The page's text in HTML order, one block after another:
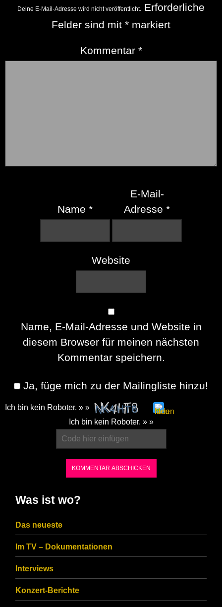
Deine E-Mail-Adresse wird nicht veröffentlicht.
Erforderliche
Felder sind mit * markiert
Kommentar *
Name *
E-Mail-
Adresse*
Website
Name, E-Mail-Adresse und Website in
diesem Browser für meinen nächsten
Kommentar speichern.
Ja, füge mich zu der Mailingliste hinzu!
Ich bin kein Roboter. » »
CAPTCHA
ensure
that
you
are
Ich bin kein Roboter. » »
Was ist wo?
Das neueste
Im TV – Dokumentationen
Interviews
Konzert-Berichte